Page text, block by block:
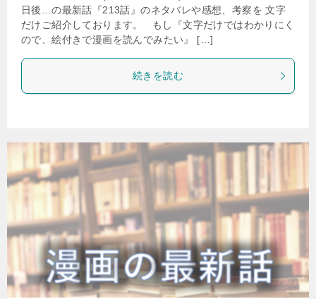
日後…の最新話『213話』のネタバレや感想、考察を 文字
だけご紹介しております。 もし『文字だけではわかりにく
ので、絵付きで漫画を読んでみたい』 […]
続きを読む